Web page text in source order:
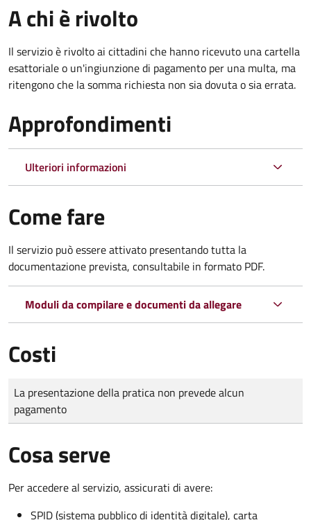
A chi è rivolto
Il servizio è rivolto ai cittadini che hanno ricevuto una cartella
esattoriale o un'ingiunzione di pagamento per una multa, ma
ritengono che la somma richiesta non sia dovuta o sia errata.
Approfondimenti
Ulteriori informazioni
Come fare
Il servizio può essere attivato presentando tutta la
documentazione prevista, consultabile in formato PDF.
Moduli da compilare e documenti da allegare
Costi
Tipo di pagamento
Importo
La presentazione della pratica non prevede alcun
pagamento
Cosa serve
Per accedere al servizio, assicurati di avere:
SPID (sistema pubblico di identità digitale), carta